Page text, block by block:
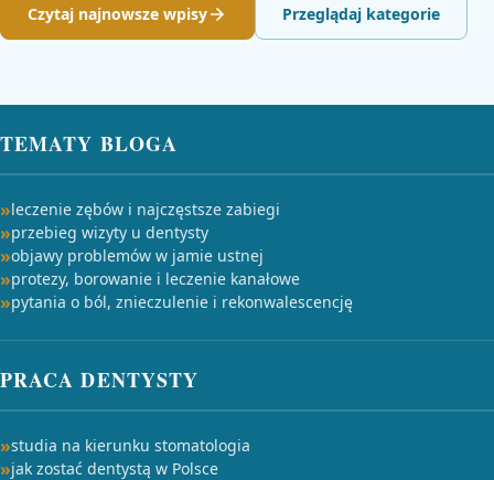
Czytaj najnowsze wpisy Przeglądaj kategorie
TEMATY BLOGA
leczenie zębów i najczęstsze zabiegi
przebieg wizyty u dentysty
objawy problemów w jamie ustnej
protezy, borowanie i leczenie kanałowe
pytania o ból, znieczulenie i rekonwalescencję
PRACA DENTYSTY
studia na kierunku stomatologia
jak zostać dentystą w Polsce